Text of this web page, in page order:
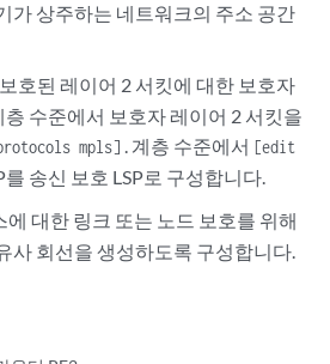
가 상주하는 네트워크의 주소 공간
호된 레이어 2 서킷에 대한 보호자
수준에서 보호자 레이어 2 서킷을
mpls] . 계층 수준에서 [edit
를 송신 보호 LSP로 구성합니다.
에 대한 링크 또는 노드 보호를 위해
사 회선을 생성하도록 구성합니다.